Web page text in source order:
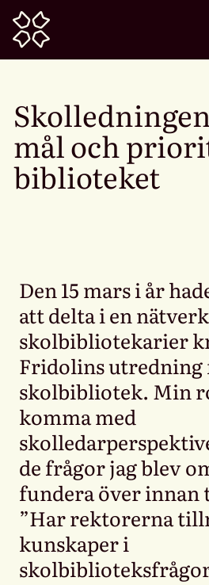
Home
mål och
biblioteket
Den 15 mars i år
att delta i en
skolbibliotekarier
Fridolins
skolbibliotek. Min
komma med
de frågor jag blev
fundera över innan
”Har rektorerna
kunskaper i